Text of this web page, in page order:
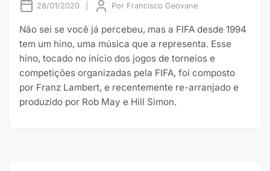
28/01/2020 Por Francisco Geovane
Não sei se você já percebeu, mas a FIFA desde 1994
tem um hino, uma música que a representa. Esse
hino, tocado no início dos jogos de torneios e
competições organizadas pela FIFA, foi composto
por Franz Lambert, e recentemente re-arranjado e
produzido por Rob May e Hill Simon.